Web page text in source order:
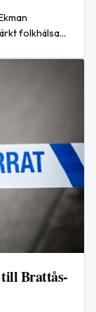
folkhälsa
Brattås-